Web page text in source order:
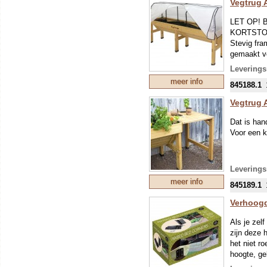
verlies
De
Maak de
Als het
eerst een
meer info
Vegtrug
LET OP!
Stevig
gemaakt
845188.1
meer info
Vegtrug
Dat is
Voor een
845189.1
Als je zelf
zijn deze
het niet
hoogte,
dan 180